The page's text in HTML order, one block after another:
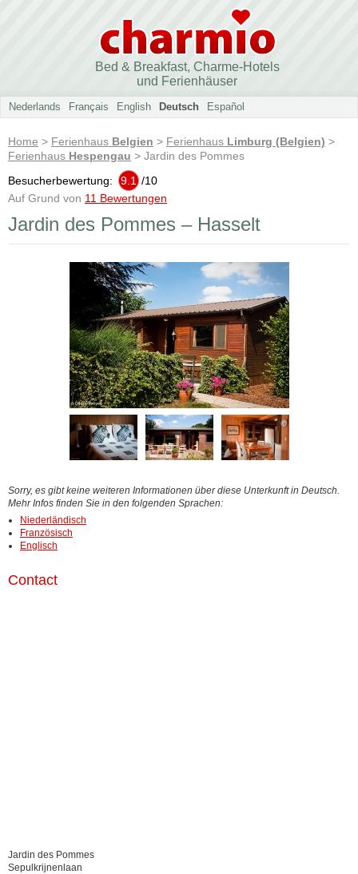
Bed & Breakfast, Charme-Hotels
und Ferienhäuser
Nederlands Français English Deutsch Español
Home > Ferienhaus Belgien > Ferienhaus Limburg (Belgien) >
Ferienhaus Hespengau > Jardin des Pommes
Besucherbewertung:
9.1 /10
Auf Grund von 11 Bewertungen
Jardin des Pommes – Hasselt
Sorry, es gibt keine weiteren Informationen über diese Unterkunft in Deutsch.
Mehr Infos finden Sie in den folgenden Sprachen:
Niederländisch
Französisch
Englisch
Contact
Jardin des Pommes
Sepulkrijnenlaan